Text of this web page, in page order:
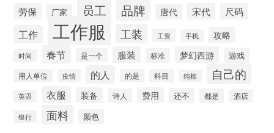
劳保 厂家 员工 品牌 唐代 宋代 尺码
工作 工作服 工装 工资 手机 攻略
时间 春节 是一个 服装 标准 梦幻西游 游戏
用人单位 疫情 的人 的是 科目 纯棉 自己的
英语 衣服 装备 诗人 费用 还不 都是 酒店
银行 面料 颜色